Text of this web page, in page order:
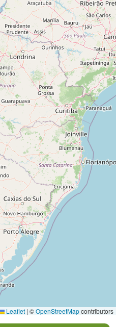
Leaflet | ©OpenStreetMapcontributors